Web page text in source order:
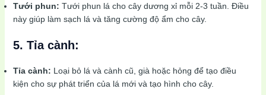
Tưới phun: Tưới phun lá cho cây dương xỉ mỗi 2-3 tuần. Điều
này giúp làm sạch lá và tăng cường độ ẩm cho cây.
5. Tỉa cành:
Tỉa cành: Loại bỏ lá và cành cũ, già hoặc hỏng để tạo điều
kiện cho sự phát triển của lá mới và tạo hình cho cây.